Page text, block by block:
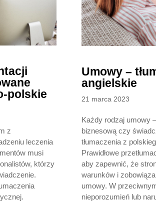
polskie
z
leczenia
musi
którzy
Umowy –
angielskie
Posted
21 marca 2023
Każdy rodzaj umowy
biznesową czy
tłumaczenia z
Prawidłowe
aby zapewnić, że
warunków i
umowy. W
nieporozumień lub